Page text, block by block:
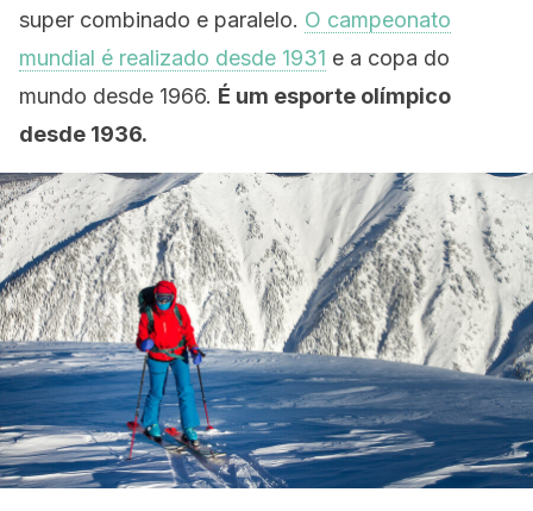
super combinado e paralelo. O campeonato
mundial é realizado desde 1931 e a copa do
mundo desde 1966. É um esporte olímpico
desde 1936.